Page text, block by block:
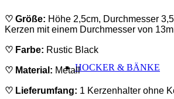
HOCKER & BÄNKE
♡ Größe: Höhe 2,5cm, Durchmesser
Kerzen mit einem Durchmesser von
♡ Farbe: Rustic Black
♡ Material: Metall
♡ Lieferumfang: 1 Kerzenhalter ohne